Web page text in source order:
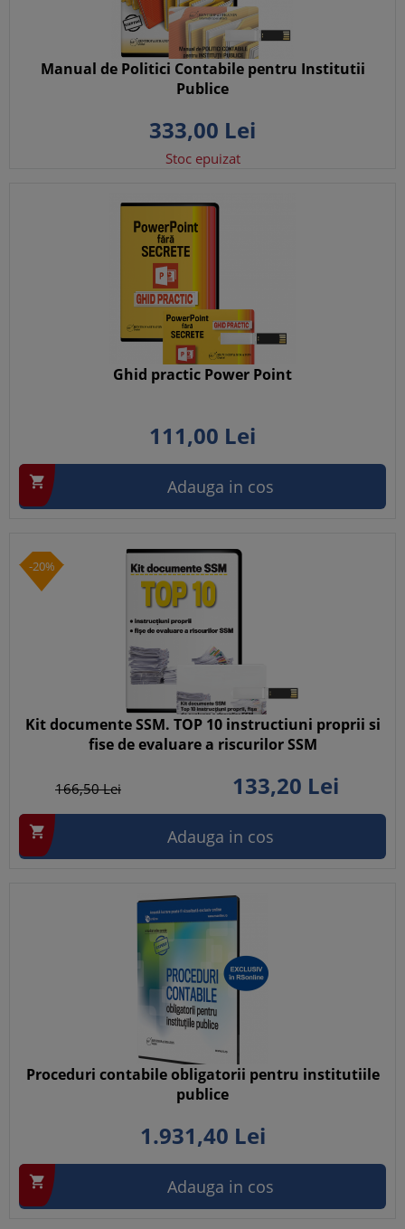
Manual de Politici Contabile pentru Institutii
Publice
333,00 Lei
Stoc epuizat
Ghid practic Power Point
111,00 Lei
 Adauga in cos
-20%
Kit documente SSM. TOP 10 instructiuni proprii si
fise de evaluare a riscurilor SSM
166,50Lei 133,20 Lei
 Adauga in cos
Proceduri contabile obligatorii pentru institutiile
publice
1.931,40 Lei
 Adauga in cos